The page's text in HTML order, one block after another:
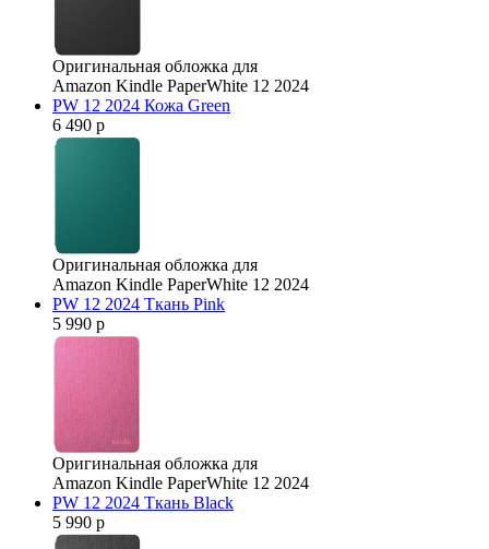
Оригинальная обложка для
Amazon Kindle PaperWhite 12 2024
PW 12 2024 Кожа Green
6 490 р
Оригинальная обложка для
Amazon Kindle PaperWhite 12 2024
PW 12 2024 Ткань Pink
5 990 р
Оригинальная обложка для
Amazon Kindle PaperWhite 12 2024
PW 12 2024 Ткань Black
5 990 р